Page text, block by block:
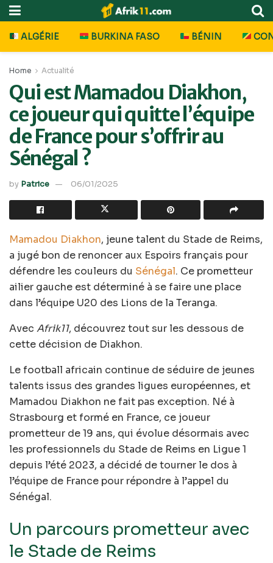
ALGÉRIE BURKINA FASO BÉNIN
Home Actualité
Qui est Mamadou Diakhon,
ce joueur qui quitte l’équipe
de France pour s’offrir au
Sénégal ?
by Patrice 06/01/2025
Mamadou Diakhon, jeune talent du Stade de Reims,
a jugé bon de renoncer aux Espoirs français pour
défendre les couleurs du Sénégal. Ce prometteur
ailier gauche est déterminé à se faire une place
dans l’équipe U20 des Lions de la Teranga.
Avec Afrik11, découvrez tout sur les dessous de
cette décision de Diakhon.
Le football africain continue de séduire de jeunes
talents issus des grandes ligues européennes, et
Mamadou Diakhon ne fait pas exception. Né à
Strasbourg et formé en France, ce joueur
prometteur de 19 ans, qui évolue désormais avec
les professionnels du Stade de Reims en Ligue 1
depuis l’été 2023, a décidé de tourner le dos à
l’équipe de France pour répondre à l’appel du
Sénégal.
Un parcours prometteur avec
le Stade de Reims